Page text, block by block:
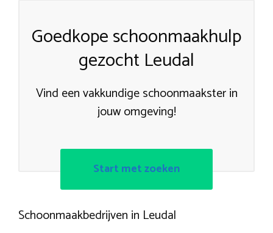
Goedkope schoonmaakhulp
gezocht Leudal
Vind een vakkundige schoonmaakster in
jouw omgeving!
Start met zoeken
Schoonmaakbedrijven in Leudal